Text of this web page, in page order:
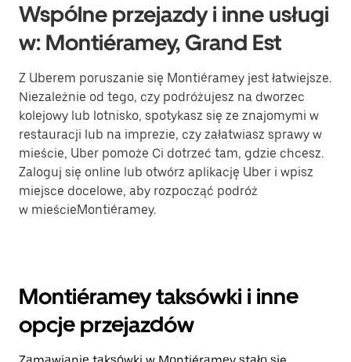
Wspólne przejazdy i inne usługi
w: Montiéramey, Grand Est
Z Uberem poruszanie się Montiéramey jest łatwiejsze.
Niezależnie od tego, czy podróżujesz na dworzec
kolejowy lub lotnisko, spotykasz się ze znajomymi w
restauracji lub na imprezie, czy załatwiasz sprawy w
mieście, Uber pomoże Ci dotrzeć tam, gdzie chcesz.
Zaloguj się online lub otwórz aplikację Uber i wpisz
miejsce docelowe, aby rozpocząć podróż
w mieścieMontiéramey.
Montiéramey taksówki i inne
opcje przejazdów